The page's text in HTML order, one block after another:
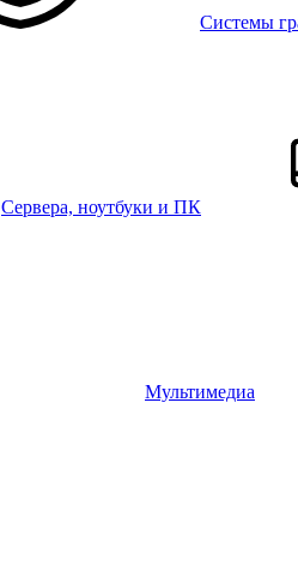
Системы
Сервера, ноутбуки и ПК
Мультимедиа